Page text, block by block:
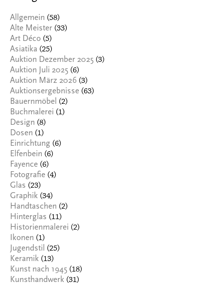
Allgemein (58)
Alte Meister (33)
Art Déco (5)
Asiatika (25)
Auktion Dezember 2025 (3)
Auktion Juli 2025 (6)
Auktion März 2026 (3)
Auktionsergebnisse (63)
Bauernmöbel (2)
Buchmalerei (1)
Design (8)
Dosen (1)
Einrichtung (6)
Elfenbein (6)
Fayence (6)
Fotografie (4)
Glas (23)
Graphik (34)
Handtaschen (2)
Hinterglas (11)
Historienmalerei (2)
Ikonen (1)
Jugendstil (25)
Keramik (13)
Kunst nach 1945 (18)
Kunsthandwerk (31)